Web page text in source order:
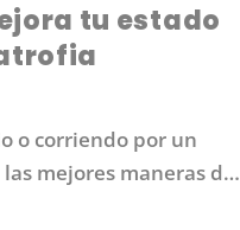
tu estado
o corriendo por un
mejores maneras de